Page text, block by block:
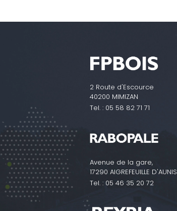
2 Route d'Escource
40200 MIMIZAN
Tel. : 05 58 82 71 71
Avenue de la gare,
17290 AIGREFEUILLE D'AUNIS
Tel. : 05 46 35 20 72